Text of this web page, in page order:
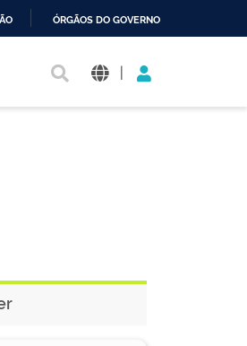
ÓRGÃOS DO GOVERNO
|